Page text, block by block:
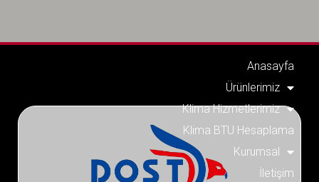
Anasayfa
Ürünlerimiz
Klima Hizmetlerimiz
Klima BTU Hesaplama
Kurumsal
İletişim